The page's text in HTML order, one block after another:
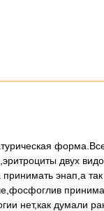
двух
энап,а
нет,как думали